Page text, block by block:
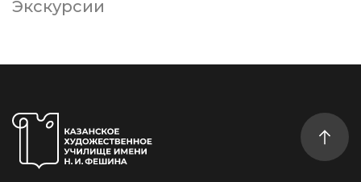
Экскурсии